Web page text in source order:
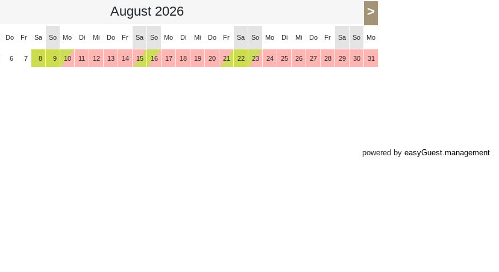
August 2026 >
Do Fr Sa So Mo Di Mi Do Fr Sa So Mo Di Mi Do Fr Sa So Mo Di Mi Do Fr Sa So Mo
6 7 8 9 10 11 12 13 14 15 16 17 18 19 20 21 22 23 24 25 26 27 28 29 30 31
powered by easyGuest.management